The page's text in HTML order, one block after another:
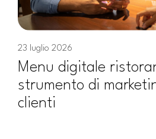
23 luglio 2026
Menu digitale
strumento di
clienti